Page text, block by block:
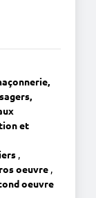
et
,
oeuvre ,
oeuvre